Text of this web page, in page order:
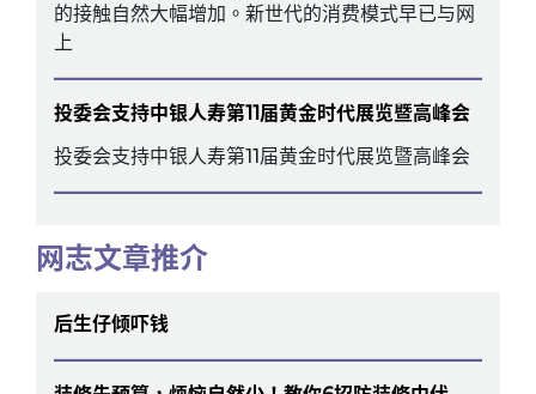
的接触自然大幅增加。新世代的消费模式早已与网
上
投委会支持中银人寿第11届黄金时代展览暨高峰会
投委会支持中银人寿第11届黄金时代展览暨高峰会
网志文章推介
后生仔倾吓钱